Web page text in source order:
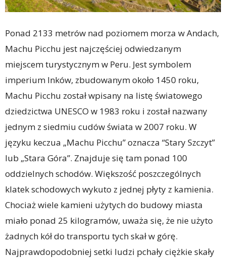
Ponad 2133 metrów nad poziomem morza w Andach,
Machu Picchu jest najczęściej odwiedzanym
miejscem turystycznym w Peru. Jest symbolem
imperium Inków, zbudowanym około 1450 roku,
Machu Picchu został wpisany na listę światowego
dziedzictwa UNESCO w 1983 roku i został nazwany
jednym z siedmiu cudów świata w 2007 roku. W
języku keczua „Machu Picchu” oznacza “Stary Szczyt”
lub „Stara Góra”. Znajduje się tam ponad 100
oddzielnych schodów. Większość poszczególnych
klatek schodowych wykuto z jednej płyty z kamienia.
Chociaż wiele kamieni użytych do budowy miasta
miało ponad 25 kilogramów, uważa się, że nie użyto
żadnych kół do transportu tych skał w górę.
Najprawdopodobniej setki ludzi pchały ciężkie skały